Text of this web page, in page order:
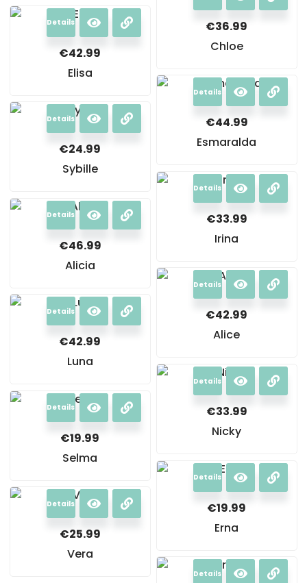
€36.99
Chloe
Details
€42.99
Elisa
Details
€44.99
Esmaralda
Details
€24.99
Sybille
Details
€33.99
Irina
Details
€46.99
Alicia
Details
€42.99
Alice
Details
€42.99
Luna
Details
€33.99
Nicky
Details
€19.99
Selma
Details
€19.99
Erna
Details
€25.99
Vera
Details